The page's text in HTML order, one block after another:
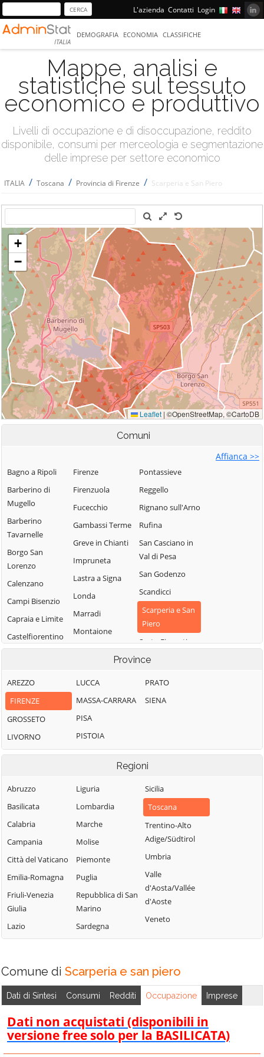
L'azienda Contatti Login
ITALIA
DEMOGRAFIA ECONOMIA CLASSIFICHE
Mappe, analisi e
statistiche sul tessuto
economico e produttivo
Livelli di occupazione e di disoccupazione, reddito
disponibile, consumi per merceologia e segmentazione
delle imprese per settore economico
ITALIA / Toscana / Provincia di Firenze / Scarperia e San Piero
Comuni
Affianca >>
Bagno a Ripoli
Barberino di
Mugello
Barberino
Tavarnelle
Borgo San
Lorenzo
Calenzano
Campi Bisenzio
Capraia e Limite
Castelfiorentino
Dicomano
Empoli
Fiesole
Figline e Incisa
Valdarno
Firenze
Firenzuola
Fucecchio
Gambassi Terme
Greve in Chianti
Impruneta
Lastra a Signa
Londa
Marradi
Montaione
Montelupo
Montespertoli
Palazzuolo sul
Pontassieve
Reggello
Rignano sull'Arno
Rufina
San Casciano in
Val di Pesa
San Godenzo
Scandicci
Scarperia e San
Piero
Sesto Fiorentino
Signa
Province
AREZZO
FIRENZE
GROSSETO
LIVORNO
LUCCA
MASSA-CARRARA
PISA
PISTOIA
PRATO
SIENA
Regioni
Abruzzo
Basilicata
Calabria
Campania
Città del Vaticano
Emilia-Romagna
Friuli-Venezia
Giulia
Lazio
Liguria
Lombardia
Marche
Molise
Piemonte
Puglia
Repubblica di San
Marino
Sardegna
Sicilia
Toscana
Trentino-Alto
Adige/Südtirol
Umbria
Valle
d'Aosta/Vallée
d'Aoste
Veneto
Comune di Scarperia e san piero
Dati di Sintesi Consumi Redditi Occupazione Imprese
Dati non acquistati (disponibili in
versione free solo per la BASILICATA)